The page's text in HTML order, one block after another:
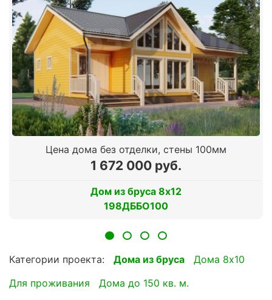
Цена дома без отделки, стены 100мм
1 672 000 руб.
Дом из бруса 8х12
198ДББО100
Категории проекта: Дома из бруса
Дома 8х10
для проживания
Дома до 150 кв. м.